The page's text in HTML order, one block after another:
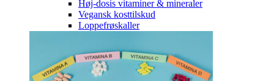
Høj-dosis vitaminer & mineraler
Vegansk kosttilskud
Loppefrøskaller